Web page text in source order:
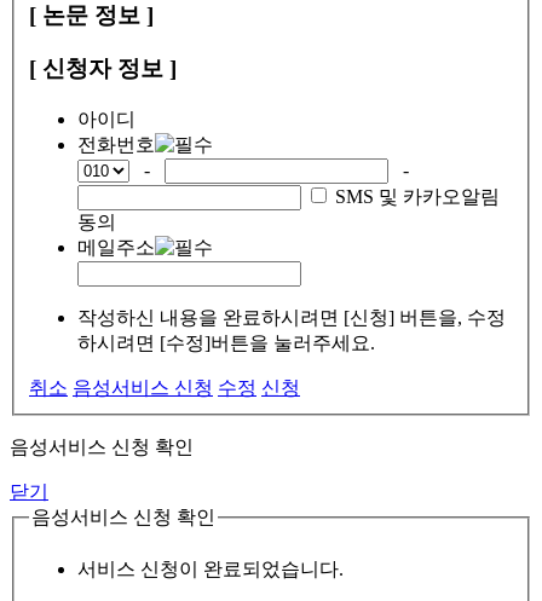
[ 논문 정보 ]
[ 신청자 정보 ]
아이디
전화번호
-
-
SMS 및 카카오알림
동의
메일주소
작성하신 내용을 완료하시려면 [신청] 버튼을, 수정
하시려면 [수정]버튼을 눌러주세요.
취소 음성서비스 신청 수정 신청
음성서비스 신청 확인
닫기
음성서비스 신청 확인
서비스 신청이 완료되었습니다.